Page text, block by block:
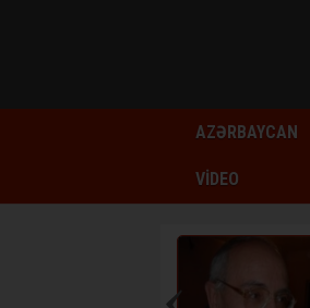
AZƏRBAYCAN
VİDEO